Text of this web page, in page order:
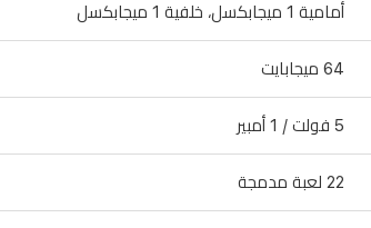
أمامية 1 ميجابكسل، خلفية 1 ميجابكسل
64 ميجابايت
5 فولت / 1 أمبير
22 لعبة مدمجة